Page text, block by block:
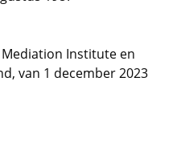
Institute en
van 1 december 2023